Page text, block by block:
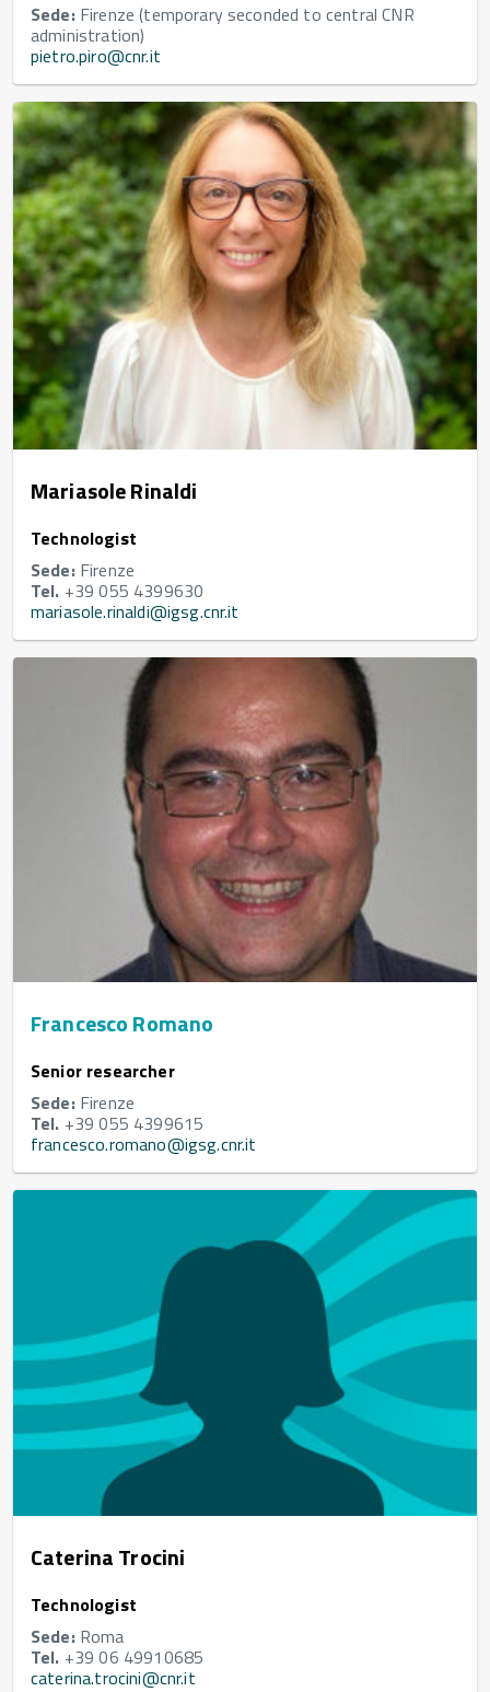
Sede:Firenze (temporary seconded to central CNR
administration)
pietro.piro@cnr.it
Mariasole Rinaldi
Technologist
Sede:Firenze
Tel. +39 055 4399630
mariasole.rinaldi@igsg.cnr.it
Francesco Romano
Senior researcher
Sede:Firenze
Tel. +39 055 4399615
francesco.romano@igsg.cnr.it
Caterina Trocini
Technologist
Sede:Roma
Tel. +39 06 49910685
caterina.trocini@cnr.it